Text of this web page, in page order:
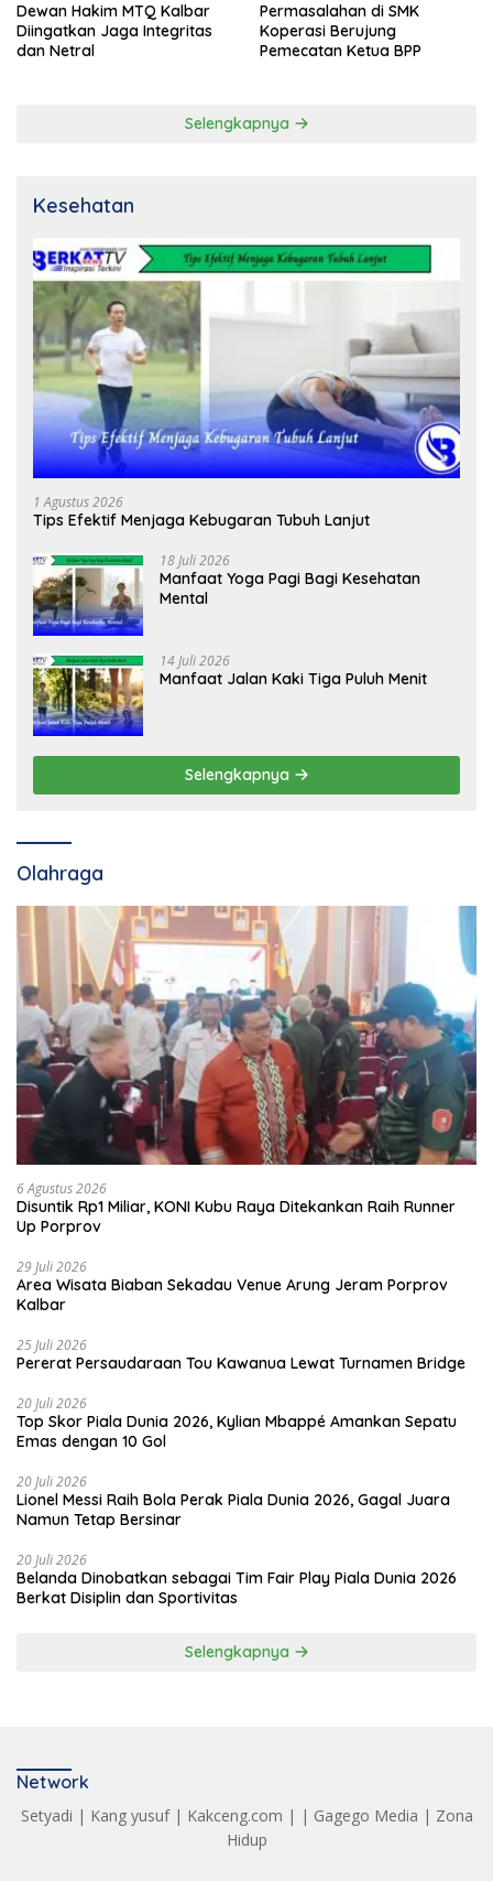
Dewan Hakim MTQ Kalbar
Diingatkan Jaga Integritas
dan Netral
Permasalahan di SMK
Koperasi Berujung
Pemecatan Ketua BPP
Selengkapnya
Kesehatan
1 Agustus 2026
Tips Efektif Menjaga Kebugaran Tubuh Lanjut
18 Juli 2026
Manfaat Yoga Pagi Bagi Kesehatan
Mental
14 Juli 2026
Manfaat Jalan Kaki Tiga Puluh Menit
Selengkapnya
Olahraga
6 Agustus 2026
Disuntik Rp1 Miliar, KONI Kubu Raya Ditekankan Raih Runner
Up Porprov
29 Juli 2026
Area Wisata Biaban Sekadau Venue Arung Jeram Porprov
Kalbar
25 Juli 2026
Pererat Persaudaraan Tou Kawanua Lewat Turnamen Bridge
20 Juli 2026
Top Skor Piala Dunia 2026, Kylian Mbappé Amankan Sepatu
Emas dengan 10 Gol
20 Juli 2026
Lionel Messi Raih Bola Perak Piala Dunia 2026, Gagal Juara
Namun Tetap Bersinar
20 Juli 2026
Belanda Dinobatkan sebagai Tim Fair Play Piala Dunia 2026
Berkat Disiplin dan Sportivitas
Selengkapnya
Network
Setyadi | Kang yusuf| Kakceng.com | | Gagego Media | Zona
Hidup